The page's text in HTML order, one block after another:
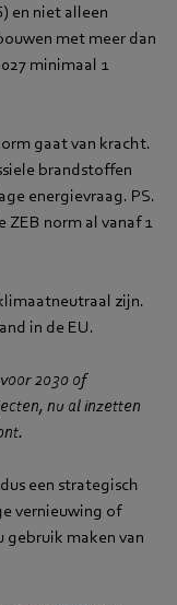
en niet alleen
met meer dan
minimaal 1
gaat van kracht.
brandstoffen
energievraag. PS.
norm al vanaf 1
zijn.
in de EU.
2030 of
nu al inzetten
een strategisch
vernieuwing of
gebruik maken van